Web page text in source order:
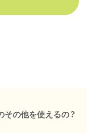
その他を使えるの？